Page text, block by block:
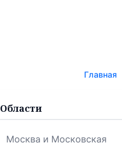
Главнаяпо
Области
Москва и Московская